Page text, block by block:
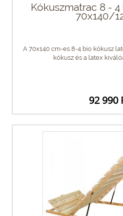
Kókuszmatrac 8 -
70x140/
A 70x140 cm-es 8-4 bio kókusz
kókusz és a latex
92 990